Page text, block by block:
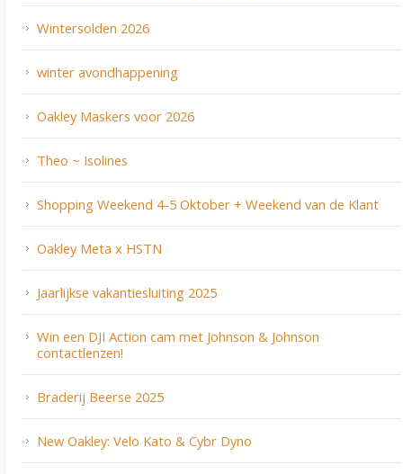
Wintersolden 2026
winter avondhappening
Oakley Maskers voor 2026
Theo ~ Isolines
Shopping Weekend 4-5 Oktober + Weekend van de Klant
Oakley Meta x HSTN
Jaarlijkse vakantiesluiting 2025
Win een DJI Action cam met Johnson & Johnson
contactlenzen!
Braderij Beerse 2025
New Oakley: Velo Kato & Cybr Dyno